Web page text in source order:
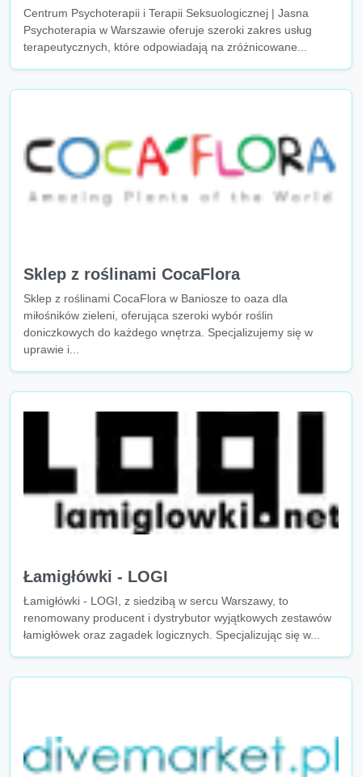
Centrum Psychoterapii i Terapii Seksuologicznej | Jasna
Psychoterapia w Warszawie oferuje szeroki zakres usług
terapeutycznych, które odpowiadają na zróżnicowane...
Sklep z roślinami CocaFlora
Sklep z roślinami CocaFlora w Baniosze to oaza dla
miłośników zieleni, oferująca szeroki wybór roślin
doniczkowych do każdego wnętrza. Specjalizujemy się w
uprawie i...
Łamigłówki - LOGI
Łamigłówki - LOGI, z siedzibą w sercu Warszawy, to
renomowany producent i dystrybutor wyjątkowych zestawów
łamigłówek oraz zagadek logicznych. Specjalizując się w...